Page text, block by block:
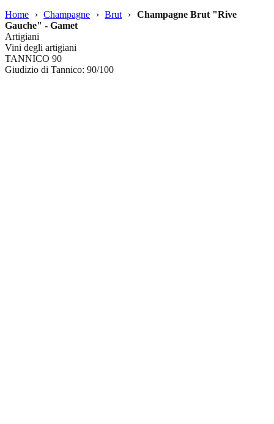
Home
› Champagne › Brut › Champagne Brut "Rive
Gauche" - Gamet
Artigiani
Vini degli artigiani
TANNICO 90
Giudizio di Tannico: 90/100